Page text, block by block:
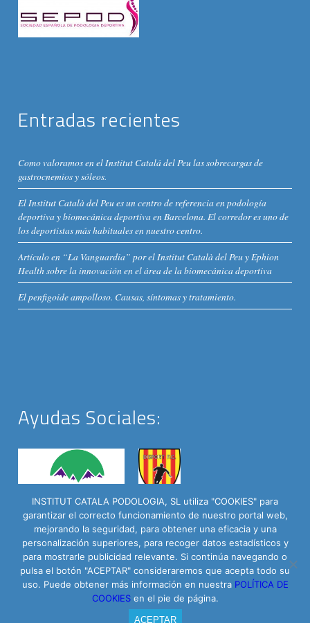
Entradas recientes
Como valoramos en el Institut Catalá del Peu las sobrecargas de
gastrocnemios y sóleos.
El Institut Català del Peu es un centro de referencia en podología
deportiva y biomecánica deportiva en Barcelona. El corredor es uno de
los deportistas más habituales en nuestro centro.
Artículo en “La Vanguardia” por el Institut Català del Peu y Ephion
Health sobre la innovación en el área de la biomecánica deportiva
El penfigoide ampolloso. Causas, síntomas y tratamiento.
Ayudas Sociales:
Institut Català del Peu © 2016 - C/ Roselló 335 Baixos | Powered by
Arrova.cat
Política de privacidad
INSTITUT CATALA PODOLOGIA, SL utiliza "COOKIES" para
garantizar el correcto funcionamiento de nuestro portal web,
mejorando la seguridad, para obtener una eficacia y una
personalización superiores, para recoger datos estadísticos y
para mostrarle publicidad relevante. Si continúa navegando o
pulsa el botón "ACEPTAR" consideraremos que acepta todo su
uso. Puede obtener más información en nuestra POLÍTICA DE
COOKIES en el pie de página.
ACEPTAR